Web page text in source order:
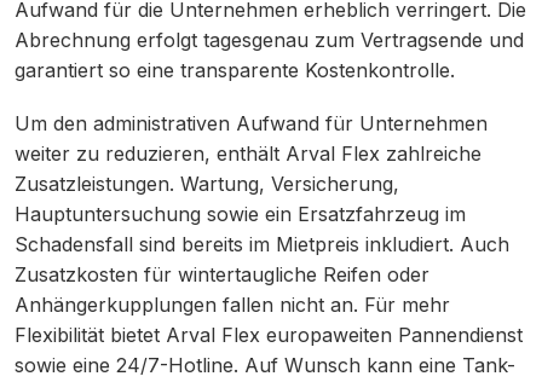
Aufwand für die Unternehmen erheblich verringert. Die
Abrechnung erfolgt tagesgenau zum Vertragsende und
garantiert so eine transparente Kostenkontrolle.
Um den administrativen Aufwand für Unternehmen
weiter zu reduzieren, enthält Arval Flex zahlreiche
Zusatzleistungen. Wartung, Versicherung,
Hauptuntersuchung sowie ein Ersatzfahrzeug im
Schadensfall sind bereits im Mietpreis inkludiert. Auch
Zusatzkosten für wintertaugliche Reifen oder
Anhängerkupplungen fallen nicht an. Für mehr
Flexibilität bietet Arval Flex europaweiten Pannendienst
sowie eine 24/7-Hotline. Auf Wunsch kann eine Tank-